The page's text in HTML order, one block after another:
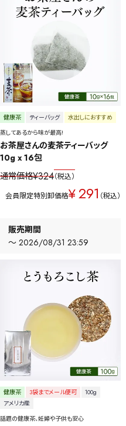
健康茶 ティーバッグ
水出しにおすすめ
蒸してあるから味が最高!
お茶屋さんの麦茶ティーバッグ
10g x 16包
通常価格¥324 税込
会員限定特別卸価格¥291 税込
販売期間
〜 2026/08/31 23:59
健康茶 3袋までメール便可
100g
アメリカ産
話題の健康茶、妊婦や子供も安心